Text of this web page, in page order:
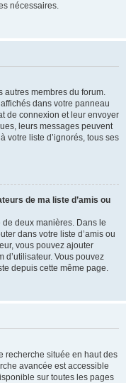
nécessaires.
autres membres du forum.
dans votre panneau
de connexion et leur envoyer
leurs messages peuvent
votre liste d’ignorés, tous ses
de ma liste d’amis ou
deux manières. Dans le
dans votre liste d’amis ou
vous pouvez ajouter
d’utilisateur. Vous pouvez
depuis cette même page.
recherche située en haut des
avancée est accessible
sur toutes les pages